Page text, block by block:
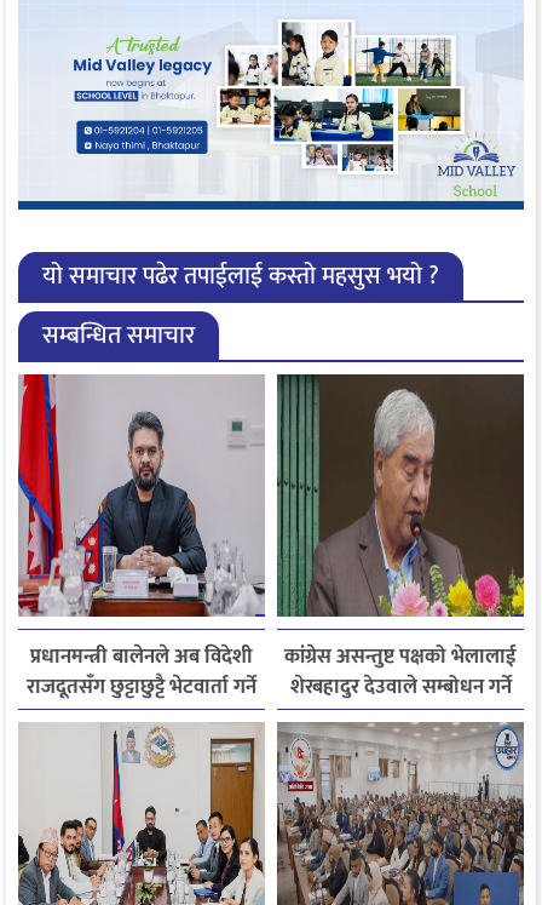
यो समाचार पढेर तपाईलाई कस्तो महसुस भयो ?
सम्बन्धित समाचार
प्रधानमन्त्री बालेनले अब विदेशी
राजदूतसँग छुट्टाछुट्टै भेटवार्ता गर्ने
कांग्रेस असन्तुष्ट पक्षको भेलालाई
शेरबहादुर देउवाले सम्बोधन गर्ने